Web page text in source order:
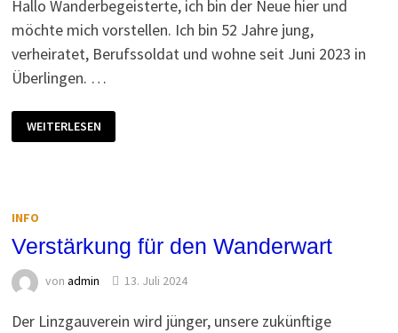
Hallo Wanderbegeisterte, ich bin der Neue hier und
möchte mich vorstellen. Ich bin 52 Jahre jung,
verheiratet, Berufssoldat und wohne seit Juni 2023 in
Überlingen. …
DER
NEUE
STELLT
WEITERLESEN
INFO
Verstärkung für den Wanderwart
von admin 13. Juli 2024
Der Linzgauverein wird jünger, unsere zukünftige